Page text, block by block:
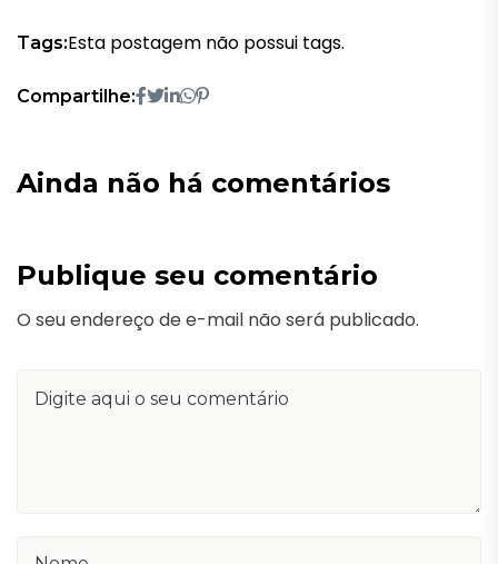
Tags:Esta postagem não possui tags.
Compartilhe:
Ainda não há comentários
Publique seu comentário
O seu endereço de e-mail não será publicado.